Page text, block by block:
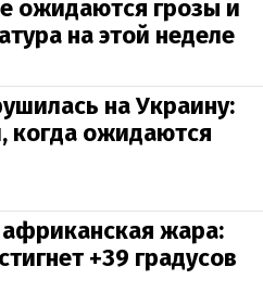
ожидаются грозы и
на этой неделе
на Украину:
когда ожидаются
жара:
+39 градусов